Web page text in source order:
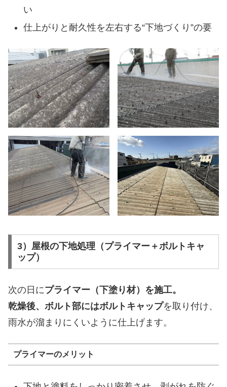
い
仕上がりと耐久性を左右する“下地づくり”の要
3）屋根の下地処理（プライマー＋ボルトキャ
ップ）
次の日にプライマー（下塗り材）を施工。
乾燥後、ボルト部にはボルトキャップを取り付け、
雨水が溜まりにくいように仕上げます。
プライマーのメリット